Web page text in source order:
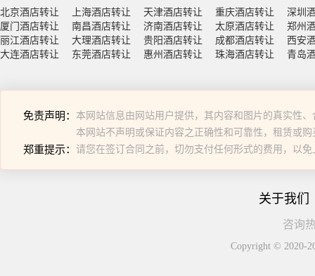
北京酒店转让 上海酒店转让 天津酒店转让 重庆酒店转让
深圳
厦门酒店转让
南昌酒店转让 济南酒店转让 太原酒店转让
郑州
丽江酒店转让
大理酒店转让 贵阳酒店转让 成都酒店转让
西安
大连酒店转让
东莞酒店转让 惠州酒店转让 珠海酒店转让 青岛
免责声明： 本网站信息由网站用户提供，其内容和图片的真实性
本网站不声明或保证内容之正确性和可靠性，租赁或
郑重提示： 请您在签订合同之前，切勿支付任何形式的费用，以免
关于我们
咨询
Copyright © 2020-